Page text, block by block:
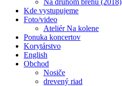
Kde vystupujeme
Foto/video
Ateliér Na kolene
Ponuka koncertov
Korytárstvo
English
Obchod
Nosiče
drevený riad